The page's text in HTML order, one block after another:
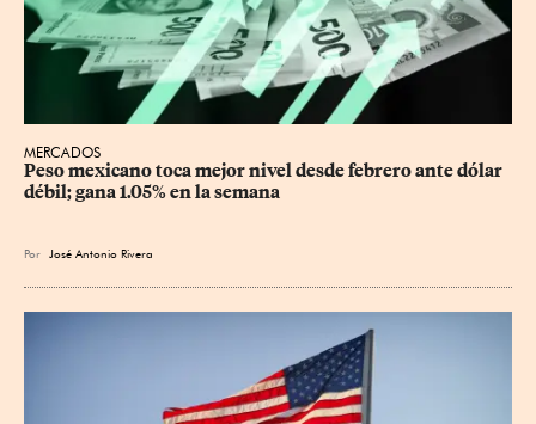
MERCADOS
Peso mexicano toca mejor nivel desde febrero ante dólar
débil; gana 1.05% en la semana
Por José Antonio Rivera